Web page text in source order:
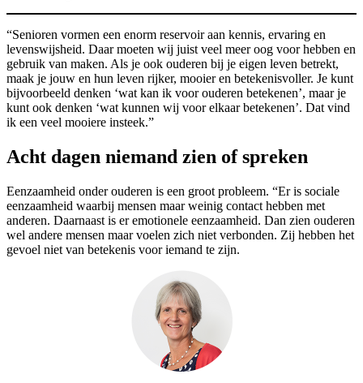
“Senioren vormen een enorm reservoir aan kennis, ervaring en
levenswijsheid. Daar moeten wij juist veel meer oog voor hebben en
gebruik van maken. Als je ook ouderen bij je eigen leven betrekt,
maak je jouw en hun leven rijker, mooier en betekenisvoller. Je kunt
bijvoorbeeld denken ‘wat kan ik voor ouderen betekenen’, maar je
kunt ook denken ‘wat kunnen wij voor elkaar betekenen’. Dat vind
ik een veel mooiere insteek.”
Acht dagen niemand zien of spreken
Eenzaamheid onder ouderen is een groot probleem. “Er is sociale
eenzaamheid waarbij mensen maar weinig contact hebben met
anderen. Daarnaast is er emotionele eenzaamheid. Dan zien ouderen
wel andere mensen maar voelen zich niet verbonden. Zij hebben het
gevoel niet van betekenis voor iemand te zijn.